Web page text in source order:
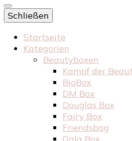
Schließen
Startseite
Kategorien
Beautyboxen
Kampf der
BioBox
DM Box
Douglas Box
Fairy Box
Friendsbag